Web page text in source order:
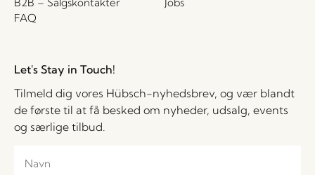
FAQ
Let's Stay in Touch!
Tilmeld dig vores Hübsch-nyhedsbrev, og vær blandt
de første til at få besked om nyheder, udsalg, events
og særlige tilbud.